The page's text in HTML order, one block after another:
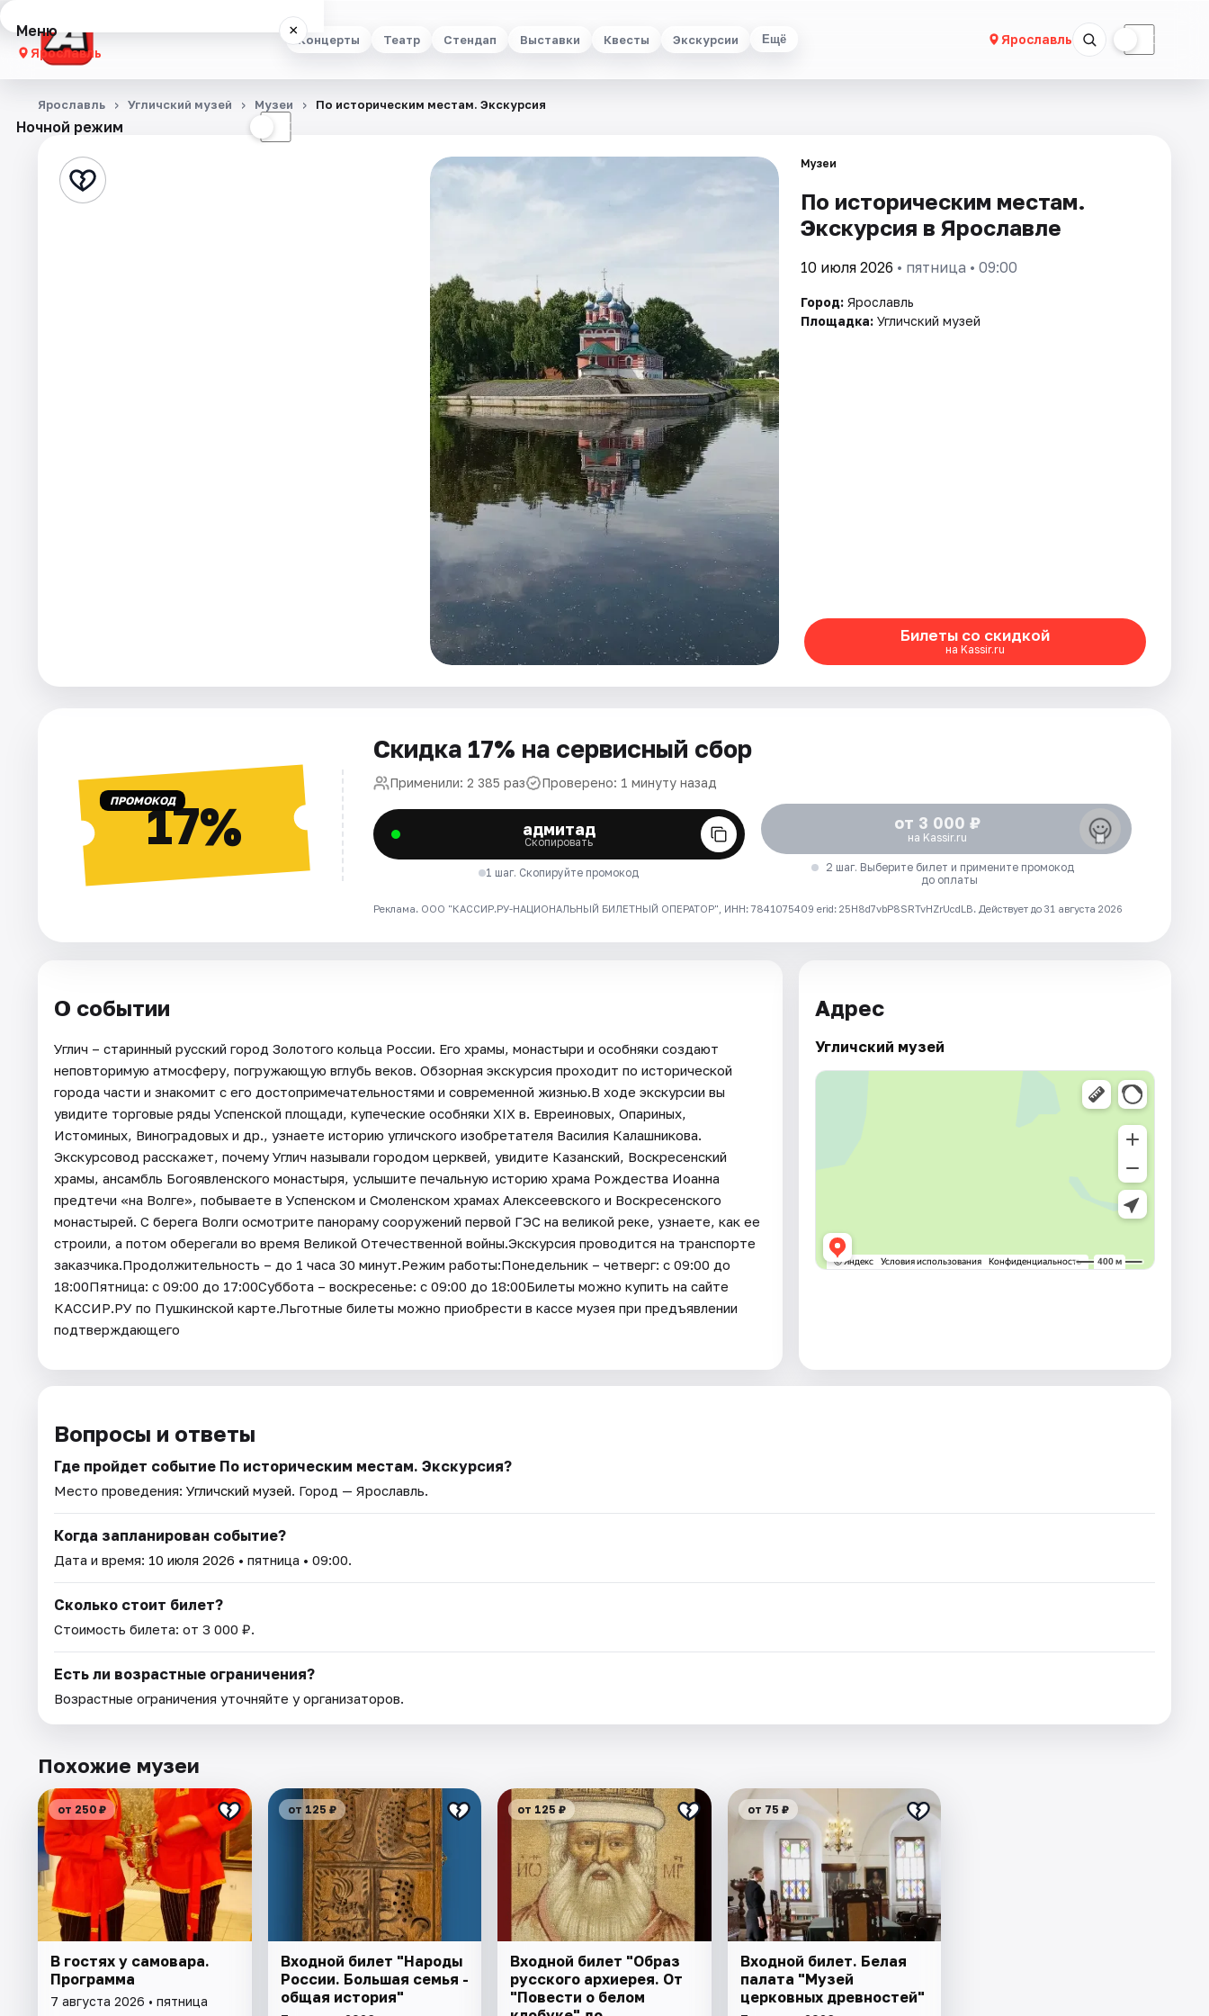
Концерты Театр Стендап Выставки Квесты Экскурсии Ещё Ярославль ☾
Меню ×
Ярославль
Концерты
Стендап
Ночной режим ☾
Ярославль Угличский музей Музеи По историческим местам. Экскурсия
Музеи
По историческим местам.
Экскурсия в Ярославле
10 июля 2026 • пятница • 09:00
Город: Ярославль
Площадка: Угличский музей
Билеты со скидкой
на Kassir.ru
ПРОМОКОД17%
Скидка 17% на сервисный сбор
Применили: 2 385 раз Проверено: 1 минуту назад
адмитад
Скопировать
1 шаг. Скопируйте промокод
от 3 000 ₽
на Kassir.ru
2 шаг. Выберите билет и примените промокод
до оплаты
Реклама. ООО "КАССИР.РУ-НАЦИОНАЛЬНЫЙ БИЛЕТНЫЙ ОПЕРАТОР", ИНН: 7841075409 erid: 25H8d7vbP8SRTvHZrUcdLB. Действует до 31 августа 2026
О событии
Углич – старинный русский город Золотого кольца России. Его храмы, монастыри и особняки создают
неповторимую атмосферу, погружающую вглубь веков. Обзорная экскурсия проходит по исторической
города части и знакомит с его достопримечательностями и современной жизнью.В ходе экскурсии вы
увидите торговые ряды Успенской площади, купеческие особняки XIX в. Евреиновых, Опариных,
Истоминых, Виноградовых и др., узнаете историю угличского изобретателя Василия Калашникова.
Экскурсовод расскажет, почему Углич называли городом церквей, увидите Казанский, Воскресенский
храмы, ансамбль Богоявленского монастыря, услышите печальную историю храма Рождества Иоанна
предтечи «на Волге», побываете в Успенском и Смоленском храмах Алексеевского и Воскресенского
монастырей. С берега Волги осмотрите панораму сооружений первой ГЭС на великой реке, узнаете, как ее
строили, а потом оберегали во время Великой Отечественной войны.Экскурсия проводится на транспорте
заказчика.Продолжительность – до 1 часа 30 минут.Режим работы:Понедельник – четверг: с 09:00 до
18:00Пятница: с 09:00 до 17:00Суббота – воскресенье: с 09:00 до 18:00Билеты можно купить на сайте
КАССИР.РУ по Пушкинской карте.Льготные билеты можно приобрести в кассе музея при предъявлении
подтверждающего
Адрес
Угличский музей
Вопросы и ответы
Где пройдет событие По историческим местам. Экскурсия?
Место проведения: Угличский музей. Город — Ярославль.
Когда запланирован событие?
Дата и время: 10 июля 2026 • пятница • 09:00.
Сколько стоит билет?
Стоимость билета: от 3 000 ₽.
Есть ли возрастные ограничения?
Возрастные ограничения уточняйте у организаторов.
Похожие музеи
от 250 ₽
В гостях у самовара.
Программа
7 августа 2026 • пятница
от 125 ₽
Входной билет "Народы
России. Большая семья -
общая история"
от 125 ₽
Входной билет "Образ
русского архиерея. От
"Повести о белом
от 75 ₽
Входной билет. Белая
палата "Музей
церковных древностей"